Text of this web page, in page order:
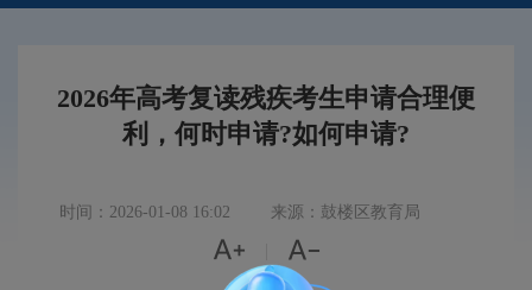
2026年高考复读残疾考生申请合理便
利，何时申请?如何申请?
时间：2026-01-08 16:02 来源：鼓楼区教育局
 